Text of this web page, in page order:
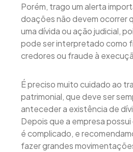
Porém, trago um alerta
doações não devem ocorrer
uma dívida ou ação judicial,
pode ser interpretado como
credores ou fraude à
É preciso muito cuidado ao
patrimonial, que deve ser
anteceder a existência de
Depois que a empresa
é complicado, e
fazer grandes